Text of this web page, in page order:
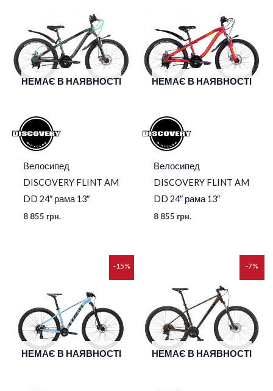
Діаметр коліс
НЕМАЄ В НАЯВНОСТІ
Велосипед
DISCOVERY FLINT AM
DD 24″ рама 13″
8 855 грн.
НЕМАЄ В НАЯВНОСТІ
Велосипед
DISCOVERY FLINT AM
DD 24″ рама 13″
8 855 грн.
-15%
НЕМАЄ В НАЯВНОСТІ
-7%
НЕМАЄ В НАЯВНОСТІ
950 грн..
Поточна